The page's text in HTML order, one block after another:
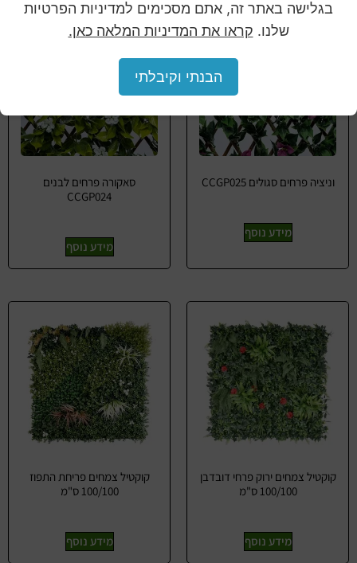
בגלישה באתר זה, אתם מסכימים למדיניות הפרטיות
שלנו. קראו את המדיניות המלאה כאן.
הבנתי וקיבלתי
וניציה פרחים סגולים CCGP025
מידע נוסף
סאקורה פרחים לבנים
CCGP024
מידע נוסף
קוקטיל צמחים ירוק פרחי דובדבן
100/100 ס"מ
מידע נוסף
קוקטיל צמחים פריחת התפוז
100/100 ס"מ
מידע נוסף